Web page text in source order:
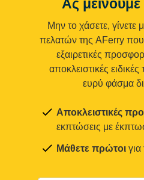
Ας
Μην το χάσετε, γίνετε
πελατών της AFerry
εξαιρετικές
αποκλειστικές
ευρύ φάσμα
Αποκλειστικές
εκπτώσεις με
Μάθετε πρώτοι